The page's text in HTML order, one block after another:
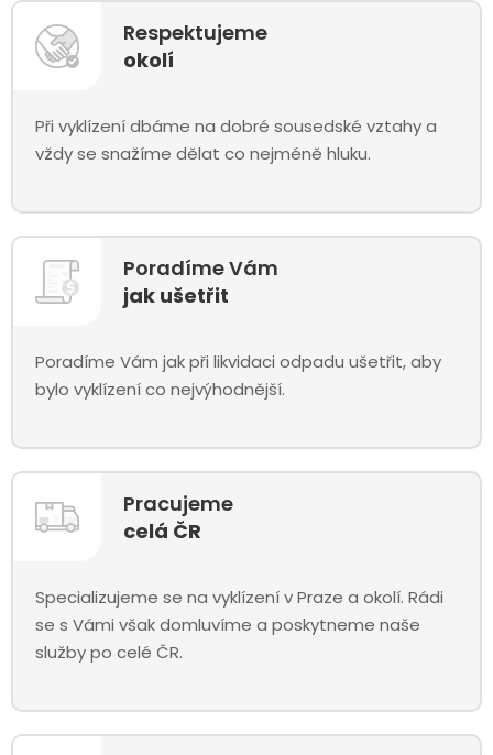
Respektujeme
okolí
Při vyklízení dbáme na dobré sousedské vztahy a
vždy se snažíme dělat co nejméně hluku.
Poradíme Vám
jak ušetřit
Poradíme Vám jak při likvidaci odpadu ušetřit, aby
bylo vyklízení co nejvýhodnější.
Pracujeme
celá ČR
Specializujeme se na vyklízení v Praze a okolí. Rádi
se s Vámi však domluvíme a poskytneme naše
služby po celé ČR.